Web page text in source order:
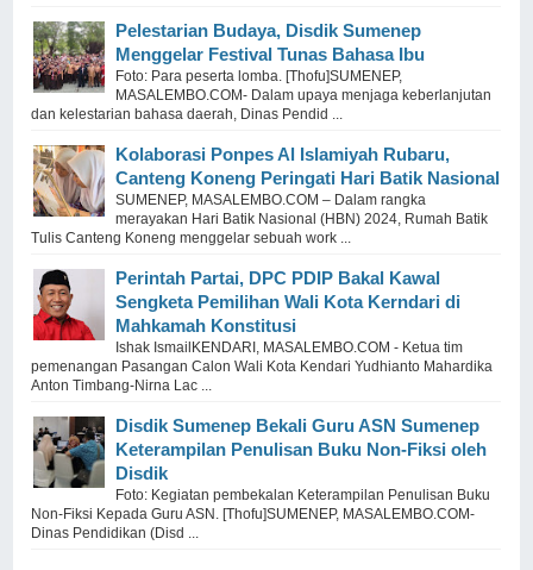
Pelestarian Budaya, Disdik Sumenep
Menggelar Festival Tunas Bahasa Ibu
Foto: Para peserta lomba. [Thofu]SUMENEP,
MASALEMBO.COM- Dalam upaya menjaga keberlanjutan
dan kelestarian bahasa daerah, Dinas Pendid ...
Kolaborasi Ponpes Al Islamiyah Rubaru,
Canteng Koneng Peringati Hari Batik Nasional
SUMENEP, MASALEMBO.COM – Dalam rangka
merayakan Hari Batik Nasional (HBN) 2024, Rumah Batik
Tulis Canteng Koneng menggelar sebuah work ...
Perintah Partai, DPC PDIP Bakal Kawal
Sengketa Pemilihan Wali Kota Kerndari di
Mahkamah Konstitusi
Ishak IsmailKENDARI, MASALEMBO.COM - Ketua tim
pemenangan Pasangan Calon Wali Kota Kendari Yudhianto Mahardika
Anton Timbang-Nirna Lac ...
Disdik Sumenep Bekali Guru ASN Sumenep
Keterampilan Penulisan Buku Non-Fiksi oleh
Disdik
Foto: Kegiatan pembekalan Keterampilan Penulisan Buku
Non-Fiksi Kepada Guru ASN. [Thofu]SUMENEP, MASALEMBO.COM-
Dinas Pendidikan (Disd ...